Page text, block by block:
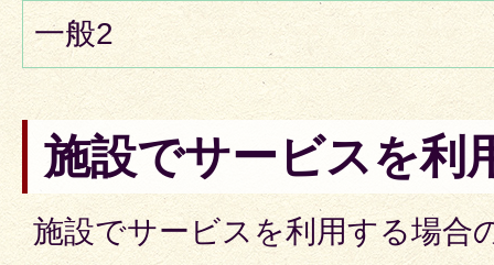
一般2
施設でサービスを利
施設でサービスを利用する場合